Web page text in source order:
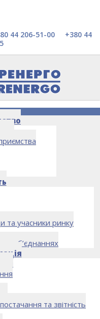
44 206-51-00
+380 44
та учасники ринку
та об’єднаннях
та звітність
УКРАЇНА